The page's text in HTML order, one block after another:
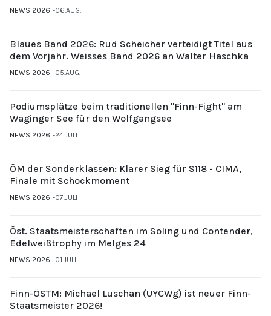
NEWS 2026 06.AUG.
Blaues Band 2026: Rud Scheicher verteidigt Titel aus
dem Vorjahr. Weisses Band 2026 an Walter Haschka
NEWS 2026 05.AUG.
Podiumsplätze beim traditionellen "Finn-Fight" am
Waginger See für den Wolfgangsee
NEWS 2026 24.JULI
ÖM der Sonderklassen: Klarer Sieg für S118 - CIMA,
Finale mit Schockmoment
NEWS 2026 07.JULI
Öst. Staatsmeisterschaften im Soling und Contender,
Edelweißtrophy im Melges 24
NEWS 2026 01.JULI
Finn-ÖSTM: Michael Luschan (UYCWg) ist neuer Finn-
Staatsmeister 2026!